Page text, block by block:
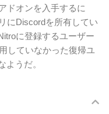
ドオンを入手するに
にDiscordを所有してい
に登録するユーザー
していなかった復帰ユ
ようだ。